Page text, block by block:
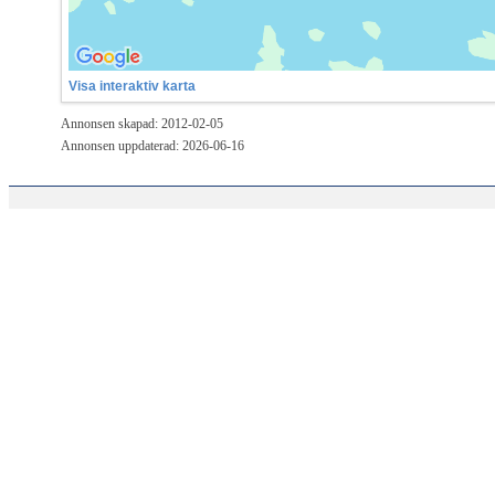
Visa interaktiv karta
Annonsen skapad: 2012-02-05
Annonsen uppdaterad: 2026-06-16